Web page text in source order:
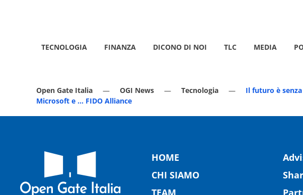
TECNOLOGIA FINANZA DICONO DI NOI TLC MEDIA
Open Gate Italia OGI News Tecnologia
Il futuro è
Microsoft e … FIDO Alliance
HOME
CHI SIAMO
TEAM